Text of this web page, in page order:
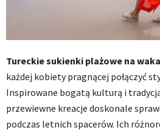
Tureckie sukienki plażowe na
każdej kobiety pragnącej połączyć
Inspirowane bogatą kulturą i
przewiewne kreacje doskonale
podczas letnich spacerów. Ich